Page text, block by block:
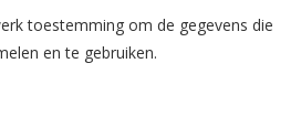
toestemming om de gegevens die
en te gebruiken.